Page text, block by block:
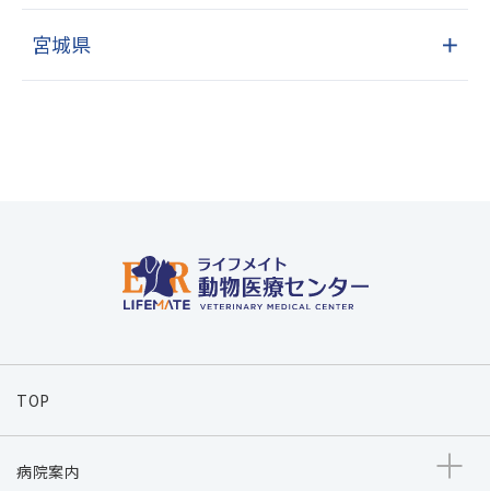
宮城県 ＋
TOP
病院案内